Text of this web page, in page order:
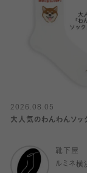
2026.08.05
大人気のわんわんソッ
靴下屋
ルミネ横